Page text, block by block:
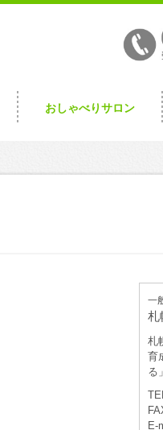
おしゃべりサロン
一
札
札
育
る
E-